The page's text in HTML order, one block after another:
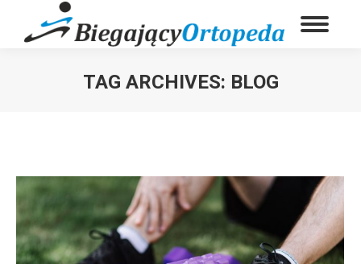
TAG ARCHIVES: BLOG